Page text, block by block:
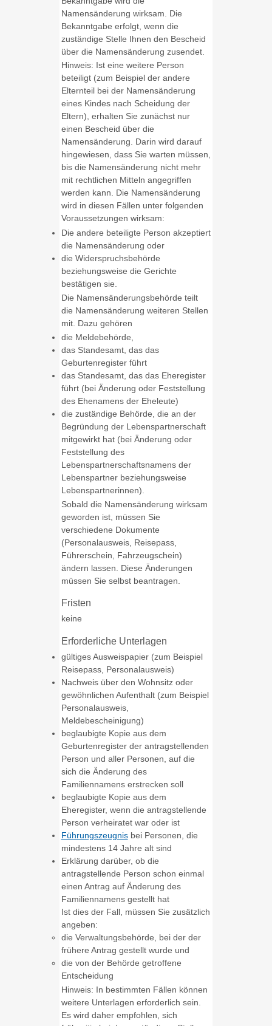
Namensänderung wirksam. Die
Bekanntgabe erfolgt, wenn die
zuständige Stelle Ihnen den Bescheid
über die Namensänderung zusendet.
Hinweis: Ist eine weitere Person
beteiligt (zum Beispiel der andere
Elternteil bei der Namensänderung
eines Kindes nach Scheidung der
Eltern), erhalten Sie zunächst nur
einen Bescheid über die
Namensänderung. Darin wird darauf
hingewiesen, dass Sie warten müssen,
bis die Namensänderung nicht mehr
mit rechtlichen Mitteln angegriffen
werden kann. Die Namensänderung
wird in diesen Fällen unter folgenden
Voraussetzungen wirksam:
Die andere beteiligte Person akzeptiert
die Namensänderung oder
die Widerspruchsbehörde
beziehungsweise die Gerichte
bestätigen sie.
Die Namensänderungsbehörde teilt
die Namensänderung weiteren Stellen
mit. Dazu gehören
die Meldebehörde,
das Standesamt, das das
Geburtenregister führt
das Standesamt, das das Eheregister
führt (bei Änderung oder Feststellung
des Ehenamens der Eheleute)
die zuständige Behörde, die an der
Begründung der Lebenspartnerschaft
mitgewirkt hat (bei Änderung oder
Feststellung des
Lebenspartnerschaftsnamens der
Lebenspartner beziehungsweise
Lebenspartnerinnen).
Sobald die Namensänderung wirksam
geworden ist, müssen Sie
verschiedene Dokumente
(Personalausweis, Reisepass,
Führerschein, Fahrzeugschein)
ändern lassen. Diese Änderungen
müssen Sie selbst beantragen.
Fristen
keine
Erforderliche Unterlagen
gültiges Ausweispapier (zum Beispiel
Reisepass, Personalausweis)
Nachweis über den Wohnsitz oder
gewöhnlichen Aufenthalt (zum Beispiel
Personalausweis,
Meldebescheinigung)
beglaubigte Kopie aus dem
Geburtenregister der antragstellenden
Person und aller Personen, auf die
sich die Änderung des
Familiennamens erstrecken soll
beglaubigte Kopie aus dem
Eheregister, wenn die antragstellende
Person verheiratet war oder ist
Führungszeugnisbei Personen, die
mindestens 14 Jahre alt sind
Erklärung darüber, ob die
antragstellende Person schon einmal
einen Antrag auf Änderung des
Familiennamens gestellt hat
Ist dies der Fall, müssen Sie zusätzlich
angeben:
die Verwaltungsbehörde, bei der der
frühere Antrag gestellt wurde und
die von der Behörde getroffene
Entscheidung
Hinweis: In bestimmten Fällen können
weitere Unterlagen erforderlich sein.
Es wird daher empfohlen, sich